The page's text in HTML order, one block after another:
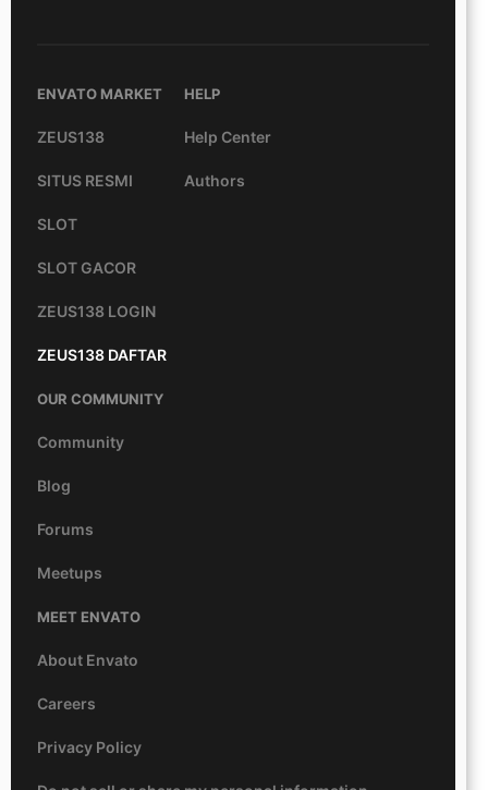
ENVATO MARKET
ZEUS138
SITUS RESMI
SLOT
SLOT GACOR
ZEUS138 LOGIN
ZEUS138 DAFTAR
HELP
Help Center
Authors
OUR COMMUNITY
Community
Blog
Forums
Meetups
MEET ENVATO
About Envato
Careers
Privacy Policy